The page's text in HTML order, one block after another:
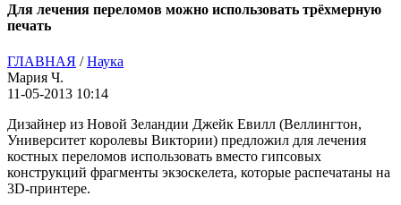
Для лечения переломов можно использовать трёхмерную
печать
ГЛАВНАЯ /Наука
Мария Ч.
11-05-2013 10:14
Дизайнер из Новой Зеландии Джейк Евилл (Веллингтон,
Университет королевы Виктории) предложил для лечения
костных переломов использовать вместо гипсовых
конструкций фрагменты экзоскелета, которые распечатаны на
3D-принтере.